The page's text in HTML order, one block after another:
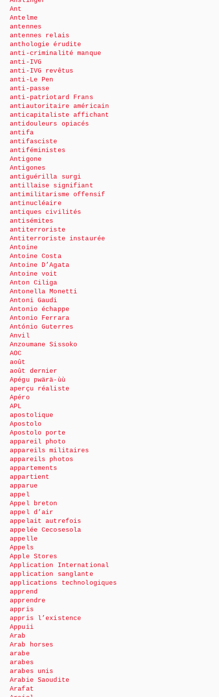
Ant
Antelme
antennes
antennes relais
anthologie érudite
anti-criminalité manque
anti-IVG
anti-IVG revêtus
anti-Le Pen
anti-passe
anti-patriotard Frans
antiautoritaire américain
anticapitaliste affichant
antidouleurs opiacés
antifa
antifasciste
antiféministes
Antigone
Antigones
antiguérilla surgi
antillaise signifiant
antimilitarisme offensif
antinucléaire
antiques civilités
antisémites
antiterroriste
Antiterroriste instaurée
Antoine
Antoine Costa
Antoine D’Agata
Antoine voit
Anton Ciliga
Antonella Monetti
Antoni Gaudi
Antonio échappe
Antonio Ferrara
António Guterres
Anvil
Anzoumane Sissoko
AOC
août
août dernier
Apégu pwärä-ùù
aperçu réaliste
Apéro
APL
apostolique
Apostolo
Apostolo porte
appareil photo
appareils militaires
appareils photos
appartements
appartient
apparue
appel
Appel breton
appel d’air
appelait autrefois
appelée Cecosesola
appelle
Appels
Apple Stores
Application International
application sanglante
applications technologiques
apprend
apprendre
appris
appris l’existence
Appuii
Arab
Arab horses
arabe
arabes
arabes unis
Arabie Saoudite
Arafat